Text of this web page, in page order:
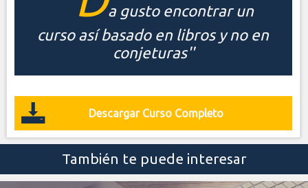
a gusto encontrar un
curso así basado en libros y no en
conjeturas''
Descargar Curso Completo
También te puede interesar